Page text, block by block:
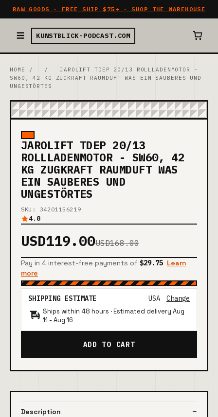
RAW GOODS · FREE SHIP $75+ · SHOP THE WAREHOUSE
KUNSTBLICK-PODCAST.COM
HOME / /
JAROLIFT TDEP 20/13 ROLLLADENMOTOR -
SW60, 42 KG ZUGKRAFT RAUMDUFT WAS EIN SAUBERES UND
UNGESTÖRTES
JAROLIFT TDEP 20/13
ROLLLADENMOTOR - SW60, 42
KG ZUGKRAFT RAUMDUFT WAS
EIN SAUBERES UND
UNGESTÖRTES
SKU: 34201156219
4.8
USD119.00USD168.00
Pay in 4 interest-free payments of $29.75 Learn
more
SHIPPING ESTIMATE USA Change
Ships within 48 hours · Estimated delivery Aug
11 - Aug 16
ADD TO CART
Description